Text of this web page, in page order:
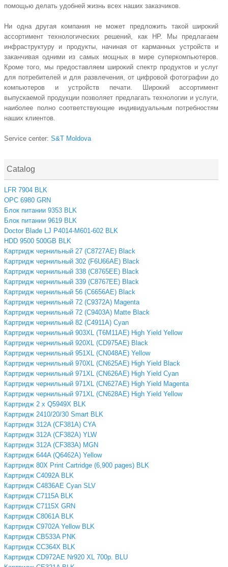
помощью делать удобней жизнь всех наших заказчиков.
Ни одна другая компания не может предложить такой широкий
ассортимент технологических решений, как НР. Мы предлагаем
инфраструктуру и продукты, начиная от карманных устройств и
заканчивая одними из самых мощных в мире суперкомпьютеров.
Кроме того, мы предоставляем широкий спектр продуктов и услуг
для потребителей и для развлечения, от цифровой фотографии до
компьютеров и устройств печати. Широкий ассортимент
выпускаемой продукции позволяет предлагать технологии и услуги,
наиболее полно соответствующие индивидуальным потребностям
наших клиентов.
Service center: S&T Moldova
Catalog
LFR 7904 BLK
OPC 6980 GRN
Блок питании 9353 BLK
Блок питании 9619 BLK
Doctor Blade LJ P4014-M601-602 BLK
HDD 9500 500GB BLK
Картридж чернильный 27 (C8727AE) Black
Картридж чернильный 302 (F6U66AE) Black
Картридж чернильный 338 (C8765EE) Black
Картридж чернильный 339 (C8767EE) Black
Картридж чернильный 56 (C6656AE) Black
Картридж чернильный 72 (C9372A) Magenta
Картридж чернильный 72 (C9403A) Matte Black
Картридж чернильный 82 (C4911A) Cyan
Картридж чернильный 903XL (T6M11AE) High Yield Yellow
Картридж чернильный 920XL (CD975AE) Black
Картридж чернильный 951XL (CN048AE) Yellow
Картридж чернильный 970XL (CN625AE) High Yield Black
Картридж чернильный 971XL (CN626AE) High Yield Cyan
Картридж чернильный 971XL (CN627AE) High Yield Magenta
Картридж чернильный 971XL (CN628AE) High Yield Yellow
Картридж 2 x Q5949X BLK
Картридж 2410/20/30 Smart BLK
Картридж 312A (CF381A) CYA
Картридж 312A (CF382A) YLW
Картридж 312A (CF383A) MGN
Картридж 644A (Q6462A) Yellow
Картридж 80X Print Cartridge (6,900 pages) BLK
Картридж C4092A BLK
Картридж C4836AE Cyan SLV
Картридж C7115A BLK
Картридж C7115X GRN
Картридж C8061A BLK
Картридж C9702A Yellow BLK
Картридж CB533A PNK
Картридж CC364X BLK
Картридж CD972AE Nr920 XL 700p. BLU